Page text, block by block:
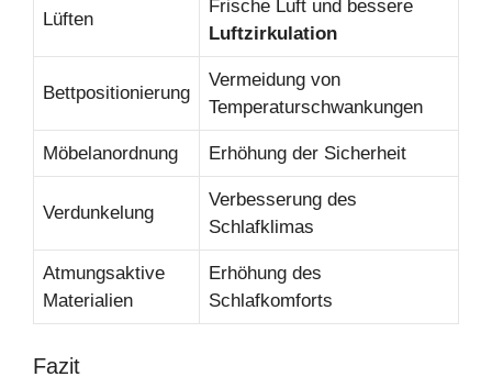
Lüften
Frische Luft und bessere
Luftzirkulation
Bettpositionierung
Vermeidung von
Temperaturschwankungen
Möbelanordnung Erhöhung der Sicherheit
Verdunkelung
Verbesserung des
Schlafklimas
Atmungsaktive
Materialien
Erhöhung des
Schlafkomforts
Fazit